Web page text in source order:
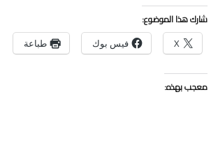
شارك هذا الموضوع:
X فيس بوك طباعة
معجب بهذه: